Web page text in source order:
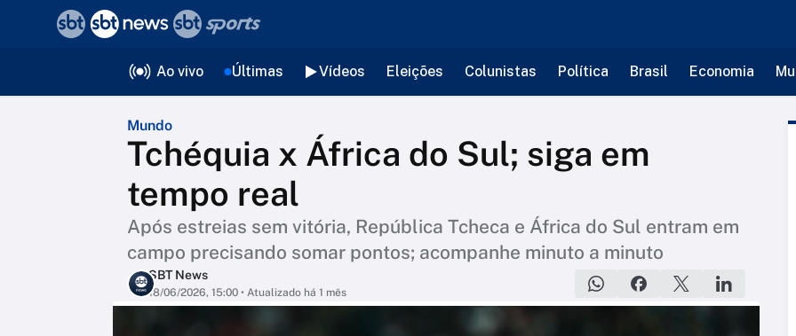
Ao vivo Últimas Vídeos Eleições Colunistas Política Brasil Economia
Mundo
Tchéquia x África do Sul; siga em
tempo real
Após estreias sem vitória, República Tcheca e África do Sul entram em
campo precisando somar pontos; acompanhe minuto a minuto
SBT News
18/06/2026, 15:00 • Atualizado há 1 mês
voltar
Editorias